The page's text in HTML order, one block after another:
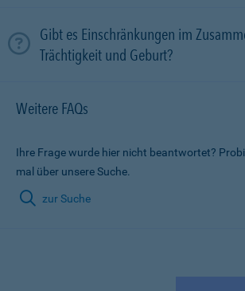
Gibt es Einschränkungen im
Trächtigkeit und Geburt?
Weitere FAQs
Ihre Frage wurde hier nicht beantwortet?
mal über unsere Suche.
zur Suche